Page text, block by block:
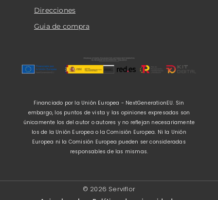
Direcciones
Guia de compra
Financiado por la Unión Europea - NextGenerationEU. Sin
embargo, los puntos de vista y las opiniones expresadas son
únicamente los del autor o autores y no reflejan necesariamente
los de la Unión Europea o la Comisión Europea. Ni la Unión
Europea ni la Comisión Europea pueden ser consideradas
responsables de las mismas.
© 2026 Serviflor